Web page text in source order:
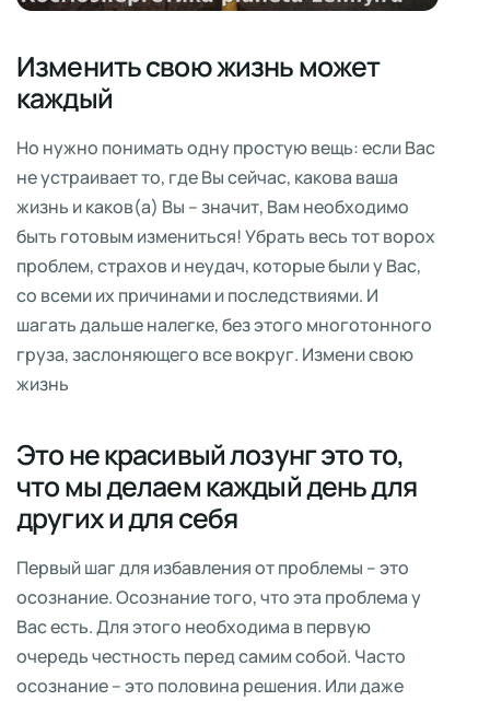
Изменить свою жизнь может
каждый
Но нужно понимать одну простую вещь: если Вас
не устраивает то, где Вы сейчас, какова ваша
жизнь и каков(а) Вы – значит, Вам необходимо
быть готовым измениться! Убрать весь тот ворох
проблем, страхов и неудач, которые были у Вас,
со всеми их причинами и последствиями. И
шагать дальше налегке, без этого многотонного
груза, заслоняющего все вокруг. Измени свою
жизнь
Это не красивый лозунг это то,
что мы делаем каждый день для
других и для себя
Первый шаг для избавления от проблемы – это
осознание. Осознание того, что эта проблема у
Вас есть. Для этого необходима в первую
очередь честность перед самим собой. Часто
осознание – это половина решения. Или даже